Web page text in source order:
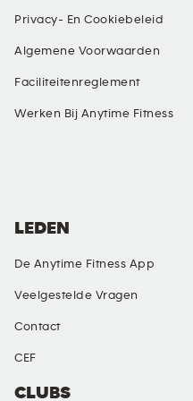
Privacy- En Cookiebeleid
Algemene Voorwaarden
Faciliteitenreglement
Werken Bij Anytime Fitness
CLUBS
LEDEN
De Anytime Fitness App
Veelgestelde Vragen
Contact
CEF